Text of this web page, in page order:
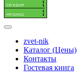
zvet-nik
Каталог (Цены)
Контакты
Гостевая книга